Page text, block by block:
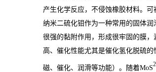
产生化学反应，不侵蚀橡胶材料。
纳米二硫化钼作为一种常用的固体
很强的黏附作用，形成很牢固的膜
高、催化性能尤其是催化氢化脱硫
磁、催化、润滑等功能）。随着MoS2